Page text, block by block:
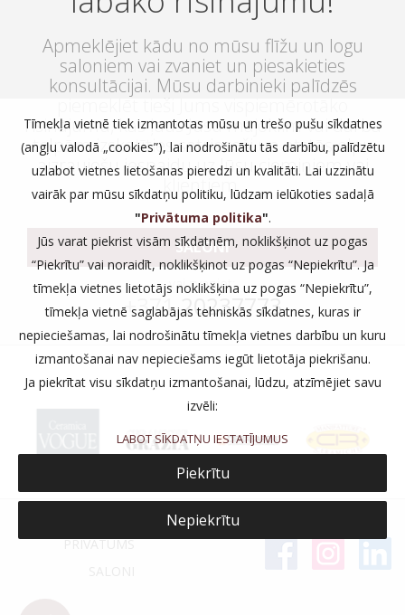
Apmeklējiet kādu no mūsu flīžu un logu
saloniem vai zvaniet un piesakieties
konsultācijai. Mūsu darbinieki palīdzēs
piemeklēt tieši Jums vispiemērotāko
risinājumu, kas ļaus Jūsu mājoklim vai darba
telpām izskatīties satriecoši un atstās elpu
aizraujošu iespaidu uz Jūsu ciemiņiem vai
klientiem.
SALONI
vai zvaniet:
+37120237773
PRIVĀTUMS
Tīmekļa vietnē tiek izmantotas mūsu un trešo pušu sīkdatnes
(angļu valodā „cookies”), lai nodrošinātu tās darbību, palīdzētu
uzlabot vietnes lietošanas pieredzi un kvalitāti. Lai uzzinātu
vairāk par mūsu sīkdatņu politiku, lūdzam ielūkoties sadaļā
"Privātuma politika".
Jūs varat piekrist visām sīkdatnēm, noklikšķinot uz pogas
“Piekrītu” vai noraidīt, noklikšķinot uz pogas “Nepiekrītu”. Ja
tīmekļa vietnes lietotājs noklikšķina uz pogas “Nepiekrītu”,
tīmekļa vietnē saglabājas tehniskās sīkdatnes, kuras ir
nepieciešamas, lai nodrošinātu tīmekļa vietnes darbību un kuru
izmantošanai nav nepieciešams iegūt lietotāja piekrišanu.
Ja piekrītat visu sīkdatņu izmantošanai, lūdzu, atzīmējiet savu
izvēli:
LABOT SĪKDATŅU IESTATĪJUMUS
Piekrītu
Nepiekrītu